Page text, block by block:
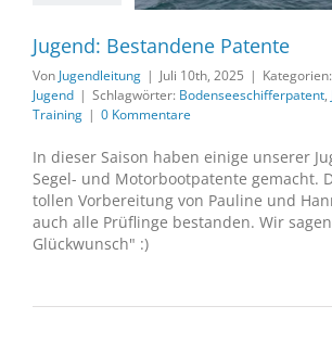
Jugend: Bestandene Patente
Von Jugendleitung | Juli 10th, 2025 | Kategorien:
Jugend | Schlagwörter: Bodenseeschifferpatent,
Training | 0 Kommentare
In dieser Saison haben einige unserer
Segel- und Motorbootpatente gemacht.
tollen Vorbereitung von Pauline und
auch alle Prüflinge bestanden. Wir
Glückwunsch" :)